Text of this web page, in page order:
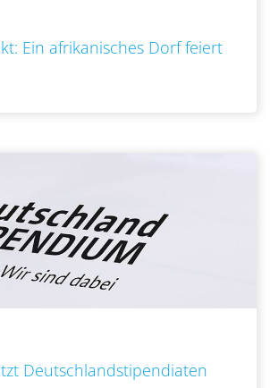
Ein afrikanisches Dorf feiert
Deutschlandstipendiaten